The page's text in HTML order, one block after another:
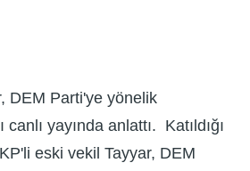
DEM Parti'ye yönelik
canlı yayında anlattı. Katıldığı
eski vekil Tayyar, DEM